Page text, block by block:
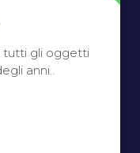
tutti gli oggetti
anni..